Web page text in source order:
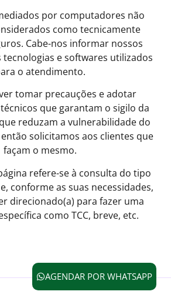
por computadores não
como tecnicamente
Cabe-nos informar nossos
tecnologias e softwares utilizados
o atendimento.
tomar precauções e adotar
que garantam o sigilo da
reduzam a vulnerabilidade do
solicitamos aos clientes que
façam o mesmo.
refere-se à consulta do tipo
conforme as suas necessidades,
direcionado(a) para fazer uma
como TCC, breve, etc.
AGENDAR POR WHATSAPP